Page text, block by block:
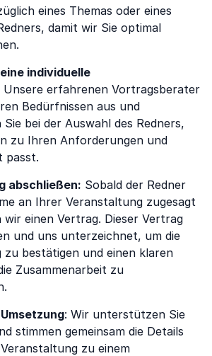
eines Themas oder eines
damit wir Sie optimal
individuelle
Unsere erfahrenen Vortragsberater
Bedürfnissen aus und
bei der Auswahl des Redners,
zu Ihren Anforderungen und
passt.
abschließen: Sobald der Redner
an Ihrer Veranstaltung zugesagt
einen Vertrag. Dieser Vertrag
und uns unterzeichnet, um die
zu bestätigen und einen klaren
Zusammenarbeit zu
: Wir unterstützen Sie
stimmen gemeinsam die Details
zu einem